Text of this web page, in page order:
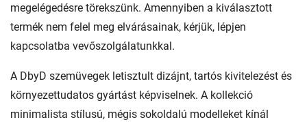
megelégedésre törekszünk. Amennyiben a kiválasztott
termék nem felel meg elvárásainak, kérjük, lépjen
kapcsolatba vevőszolgálatunkkal.
A DbyD szemüvegek letisztult dizájnt, tartós kivitelezést és
környezettudatos gyártást képviselnek. A kollekció
minimalista stílusú, mégis sokoldalú modelleket kínál